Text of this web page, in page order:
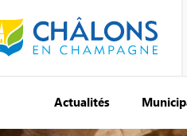
Actualités